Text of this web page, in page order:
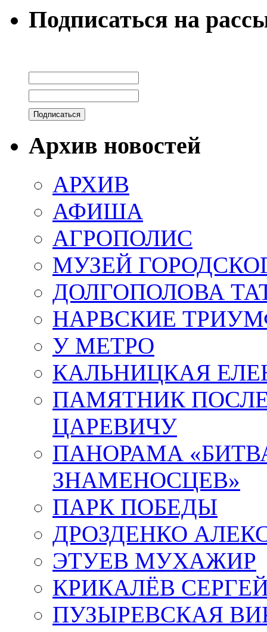
Подписаться на
Архив новостей
АРХИВ
АФИША
АГРОПОЛИС
МУЗЕЙ
ДОЛГОПОЛОВА
НАРВСКИЕ
У МЕТРО
КАЛЬНИЦКАЯ
ПАМЯТНИК
ЦАРЕВИЧУ
ПАНОРАМА
ЗНАМЕНОСЦЕВ»
ПАРК ПОБЕДЫ
ДРОЗДЕНКО
ЭТУЕВ МУХАЖИР
КРИКАЛЁВ
ПУЗЫРЕВСКАЯ